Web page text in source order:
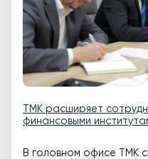
ТМК расширяет
финансовыми
В головном офисе ТМК